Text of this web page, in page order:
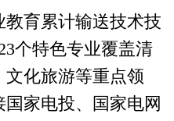
育累计输送技术技
个特色专业覆盖清
化旅游等重点领
家电投、国家电网